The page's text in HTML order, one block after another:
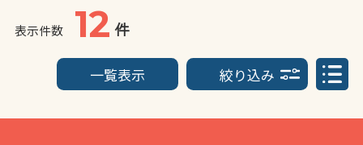
表示件数 12 件
一覧表示 絞り込み